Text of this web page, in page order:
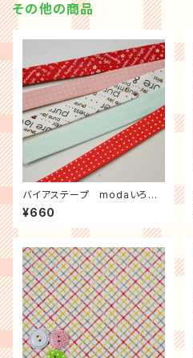
その他の商品
バイアステープ modaいろい
ろ ３ｍパック
¥660